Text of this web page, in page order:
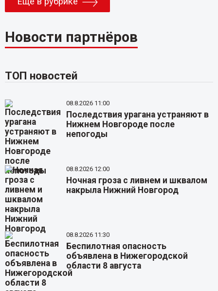
Новости партнёров
ТОП новостей
08.8.2026 11:00
Последствия урагана устраняют в
Нижнем Новгороде после
непогоды
08.8.2026 12:00
Ночная гроза с ливнем и шквалом
накрыла Нижний Новгород
08.8.2026 11:30
Беспилотная опасность
объявлена в Нижегородской
области 8 августа